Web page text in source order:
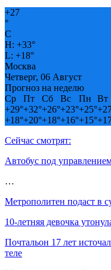
+27
°
C
H: +33°
L: +18°
Москва
Четверг, 06 Август
Прогноз на неделю
Ср
Пт Сб Вс Пн
Вт
+29°+32°+26°+23°+25°+
+18°+20°+18°+16°+15°+
Сейчас смотрят:
Автобус под
…
Метрополитен подаст в
10-летняя девочка
Почтальон 17 лет
теле